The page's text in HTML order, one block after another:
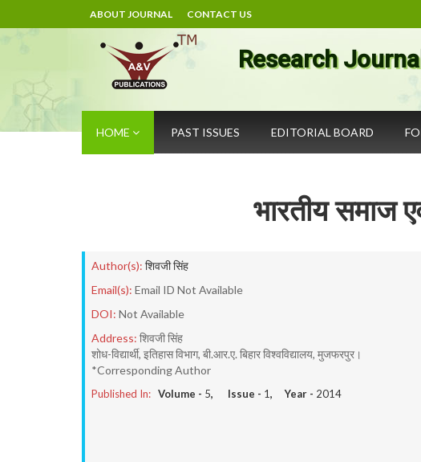
ABOUT JOURNAL CONTACT US
Research
HOME PAST ISSUES EDITORIAL BOARD
भारतीय समाज
Author(s): शिवजी सिंह
Email(s): Email ID Not Available
DOI: Not Available
Address: शिवजी सिंह
शोध-विद्यार्थी, इतिहास विभाग, बी.आर.ए. बिहार विश्वविद्यालय, मुजफरपुर।
*Corresponding Author
Published In: Volume - 5, Issue - 1, Year - 2014